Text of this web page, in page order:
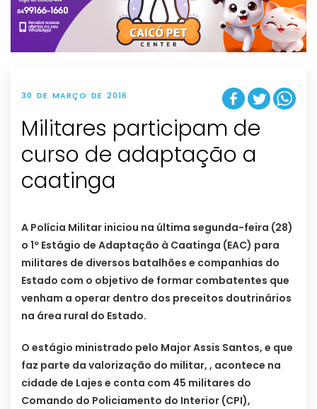
t
i
o
n
30 DE MARÇO DE 2016
Militares participam de
curso de adaptação a
caatinga
A Polícia Militar iniciou na última segunda-feira (28)
o 1º Estágio de Adaptação à Caatinga (EAC) para
militares de diversos batalhões e companhias do
Estado com o objetivo de formar combatentes que
venham a operar dentro dos preceitos doutrinários
na área rural do Estado.
O estágio ministrado pelo Major Assis Santos, e que
faz parte da valorização do militar, , acontece na
cidade de Lajes e conta com 45 militares do
Comando do Policiamento do Interior (CPI),